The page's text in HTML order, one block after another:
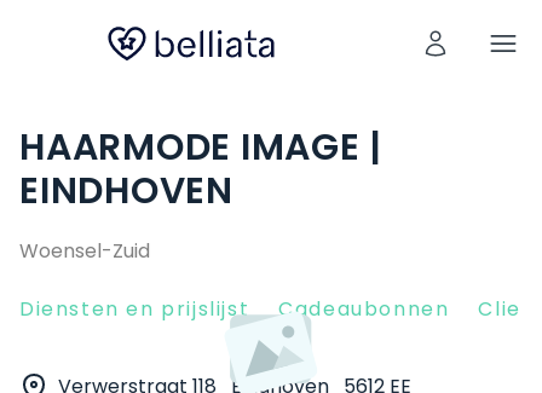
HAARMODE IMAGE |
EINDHOVEN
Woensel-Zuid
Diensten en prijslijst Cadeaubonnen
Verwerstraat 118 Eindhoven 5612 EE